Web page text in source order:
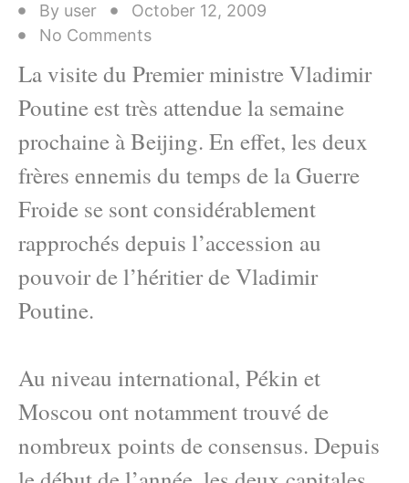
By user
October 12, 2009
No Comments
La visite du Premier ministre Vladimir
Poutine est très attendue la semaine
prochaine à Beijing. En effet, les deux
frères ennemis du temps de la Guerre
Froide se sont considérablement
rapprochés depuis l’accession au
pouvoir de l’héritier de Vladimir
Poutine.
Au niveau international, Pékin et
Moscou ont notamment trouvé de
nombreux points de consensus. Depuis